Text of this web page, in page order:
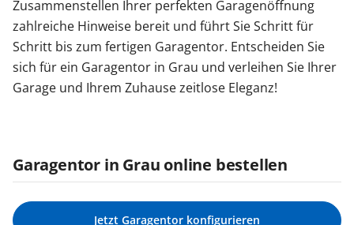
Zusammenstellen Ihrer perfekten Garagenöffnung
zahlreiche Hinweise bereit und führt Sie Schritt für
Schritt bis zum fertigen Garagentor. Entscheiden Sie
sich für ein Garagentor in Grau und verleihen Sie Ihrer
Garage und Ihrem Zuhause zeitlose Eleganz!
Garagentor in Grau online bestellen
Jetzt Garagentor konfigurieren